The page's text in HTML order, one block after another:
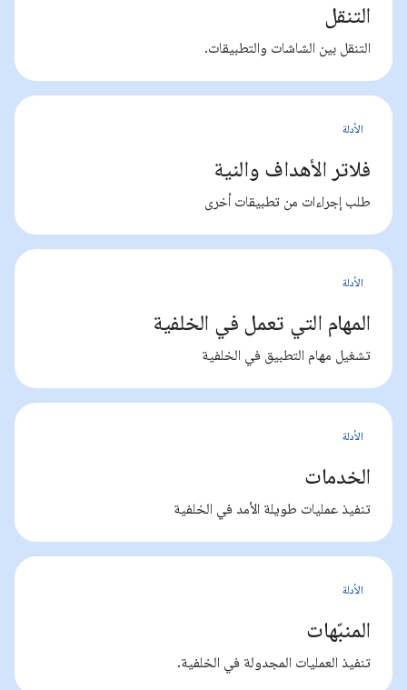
التنقل
التنقل بين الشاشات والتطبيقات.
الأدلة
فلاتر الأهداف والنية
طلب إجراءات من تطبيقات أخرى
الأدلة
المهام التي تعمل في الخلفية
تشغيل مهام التطبيق في الخلفية
الأدلة
الخدمات
تنفيذ عمليات طويلة الأمد في الخلفية
الأدلة
المنبّهات
تنفيذ العمليات المجدولة في الخلفية.